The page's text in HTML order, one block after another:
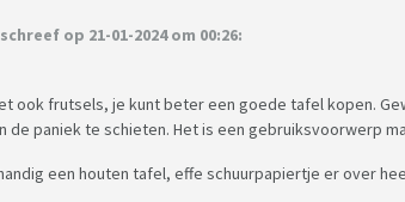
op 21-01-2024 om 00:26:
ook frutsels, je kunt beter een goede tafel kopen.
de paniek te schieten. Het is een gebruiksvoorwerp
een houten tafel, effe schuurpapiertje er over